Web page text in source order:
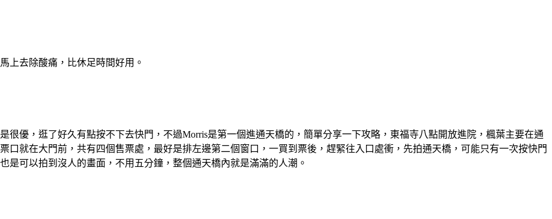
上去除酸痛，比休足時間好用。
很優，逛了好久有點按不下去快門，不過Morris是第一個進通天橋的，簡單分享一下攻略，東福寺八點開放進院，楓葉主要在通
口就在大門前，共有四個售票處，最好是排左邊第二個窗口，一買到票後，趕緊往入口處衝，先拍通天橋，可能只有一次按快門
是可以拍到沒人的畫面，不用五分鐘，整個通天橋內就是滿滿的人潮。